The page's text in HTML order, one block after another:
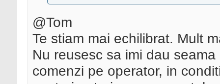
@Tom
Te stiam mai echilibrat. Mult
Nu reusesc sa imi dau
comenzi pe operator, in